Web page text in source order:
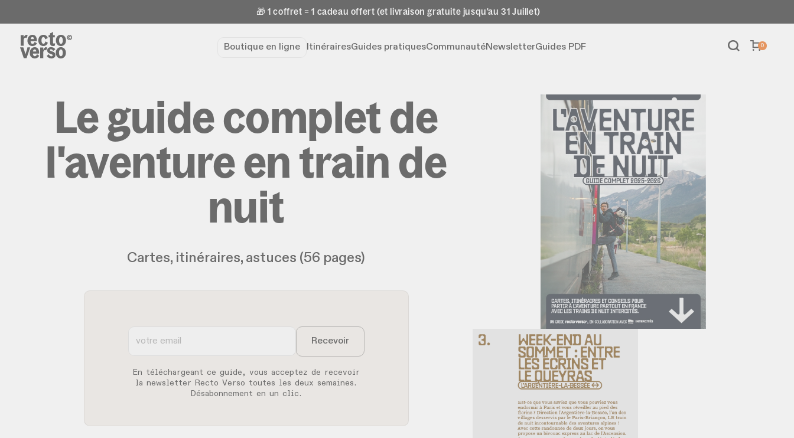
🎁 1 coffret = 1 cadeau offert (et livraison gratuite jusqu'au 31 Juillet)
Boutique en ligne ItinérairesGuides pratiquesCommunautéNewsletterGuides PDF 0
Le guide complet de
l'aventure en train de
nuit
Cartes, itinéraires, astuces (56 pages)
En téléchargeant ce guide, vous acceptez de recevoir
la newsletter Recto Verso toutes les deux semaines.
Désabonnement en un clic.